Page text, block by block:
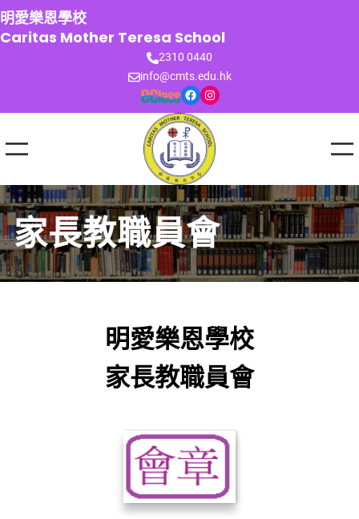
跳
至
主
明愛樂恩學校
Caritas Mother Teresa School
2310 0440
info@cmts.edu.hk
Facebook Instagram
家長教職員會
明愛樂恩學校
家長教職員會